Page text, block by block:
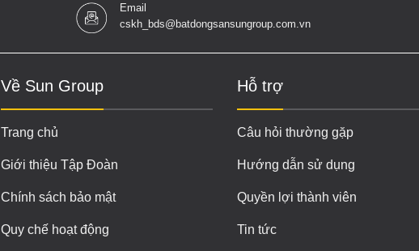
Email
cskh_bds@batdongsansungroup.com.vn
Về Sun Group
Trang chủ
Giới thiệu Tập Đoàn
Chính sách bảo mật
Quy chế hoạt động
Hỗ trợ
Câu hỏi thường gặp
Hướng dẫn sử dụng
Quyền lợi thành viên
Tin tức